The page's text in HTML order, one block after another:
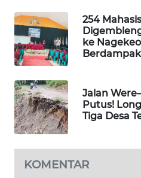
254
ke
Jalan
Putus!
Tiga Desa
KOMENTAR
SIDIKALANG
NEWS
NEWS
METRO
SIANTAR
METRO